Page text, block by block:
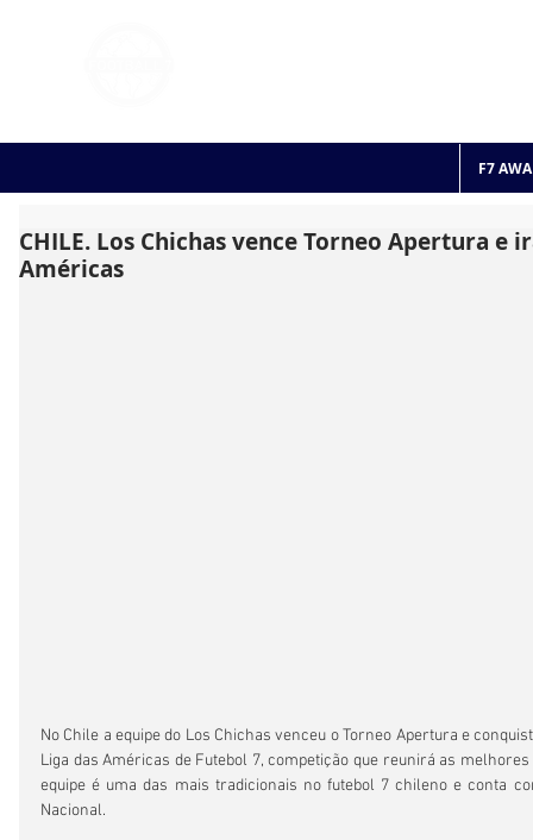
F7
CHILE. Los Chichas vence Torneo Apertura e
Américas
No Chile a equipe do Los Chichas venceu o Torneo Apertura e
Liga das Américas de Futebol 7, competição que reunirá as
equipe é uma das mais tradicionais no futebol 7 chileno e conta
Nacional.